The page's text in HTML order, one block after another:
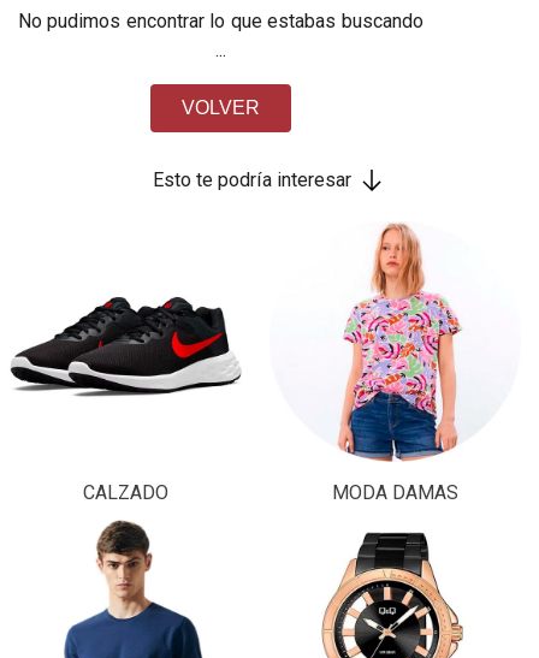
No pudimos encontrar lo que estabas buscando
...
VOLVER
Esto te podría interesar
CALZADO MODA DAMAS